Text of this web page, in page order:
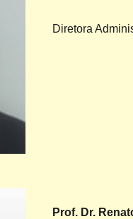
Diretora
Prof. Dr.